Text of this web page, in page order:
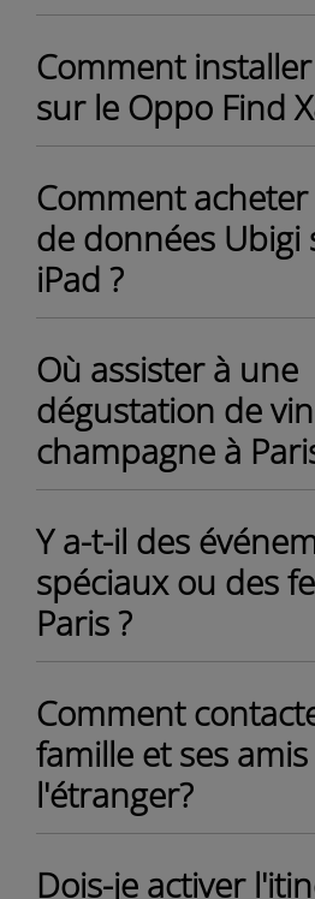
Comment
sur le Oppo Find
Comment
de données Ubigi
iPad ?
Où assister à une
dégustation de
champagne à
Y a-t-il des
spéciaux ou des
Paris ?
Comment
famille et ses
l'étranger?
Dois-je activer